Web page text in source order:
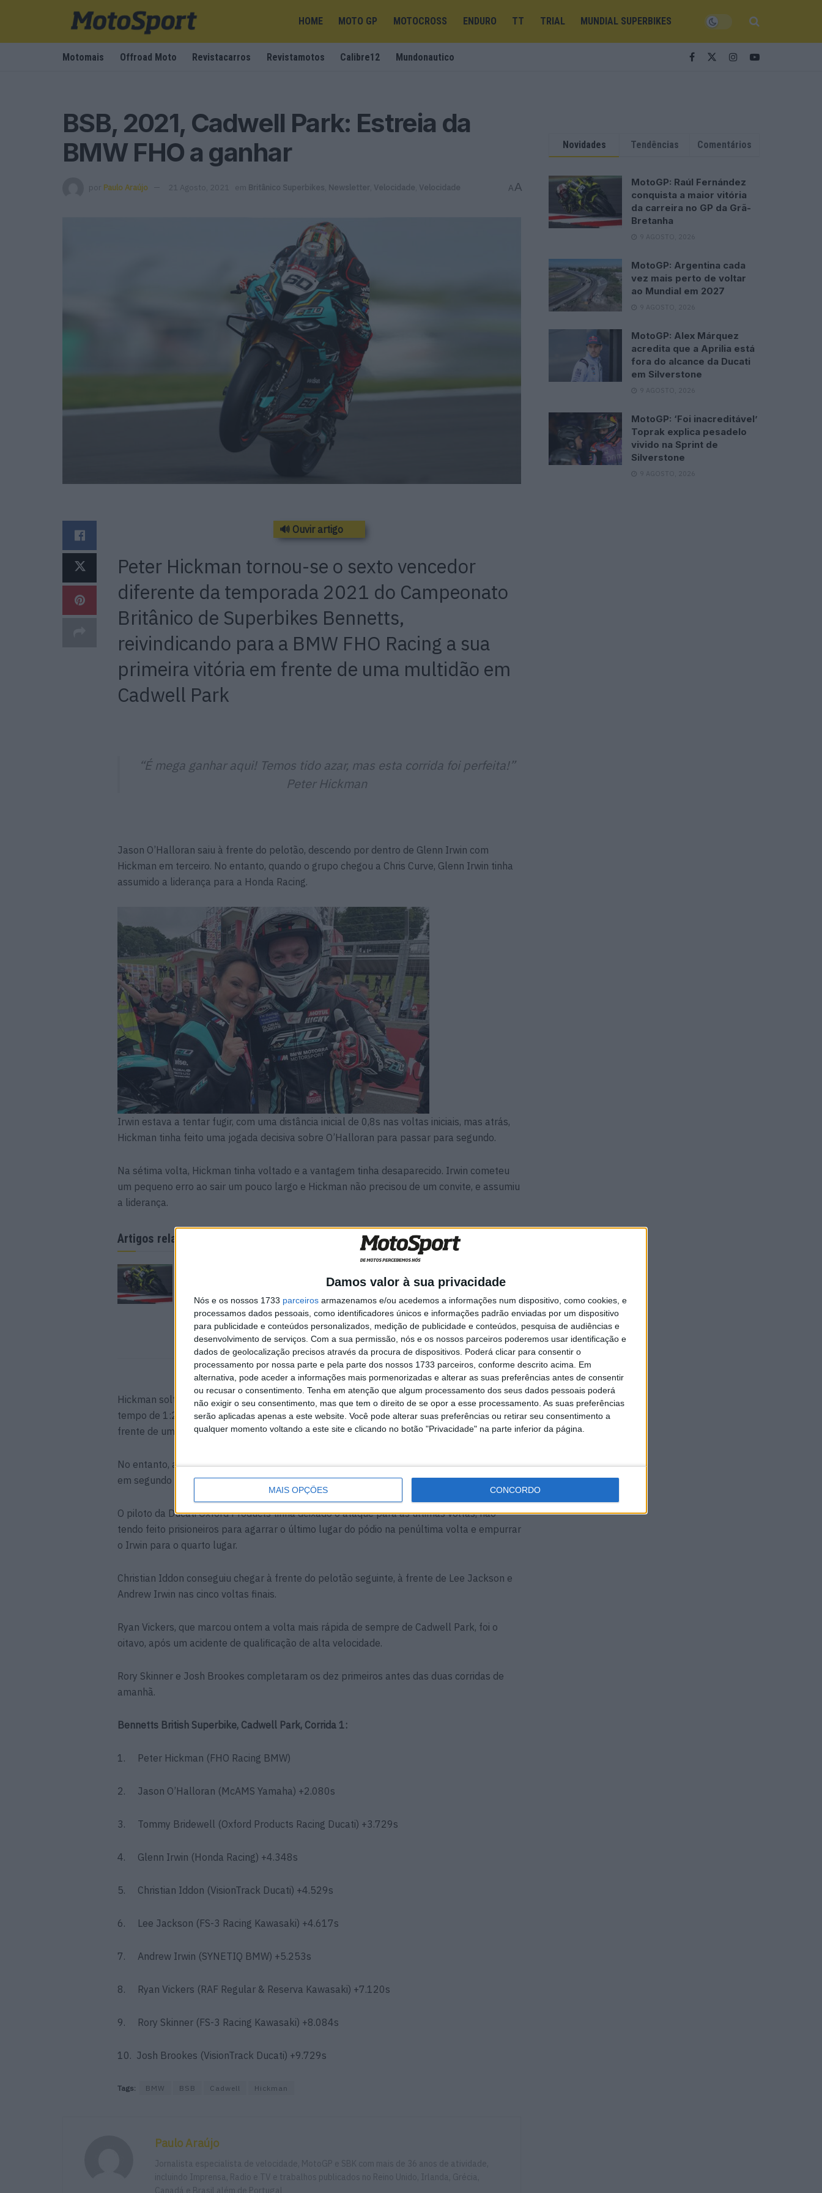
Damos valor à sua privacidade
Nós e os nossos 1733 parceiros armazenamos e/ou acedemos a informações num dispositivo, como cookies, e
processamos dados pessoais, como identificadores únicos e informações padrão enviadas por um dispositivo
para publicidade e conteúdos personalizados, medição de publicidade e conteúdos, pesquisa de audiências e
desenvolvimento de serviços. Com a sua permissão, nós e os nossos parceiros poderemos usar identificação e
dados de geolocalização precisos através da procura de dispositivos. Poderá clicar para consentir o
processamento por nossa parte e pela parte dos nossos 1733 parceiros, conforme descrito acima. Em
alternativa, pode aceder a informações mais pormenorizadas e alterar as suas preferências antes de consentir
ou recusar o consentimento. Tenha em atenção que algum processamento dos seus dados pessoais poderá
não exigir o seu consentimento, mas que tem o direito de se opor a esse processamento. As suas preferências
serão aplicadas apenas a este website. Você pode alterar suas preferências ou retirar seu consentimento a
qualquer momento voltando a este site e clicando no botão "Privacidade" na parte inferior da página.
MAIS OPÇÕES CONCORDO
HOME MOTO GP MOTOCROSS ENDURO TT TRIAL MUNDIAL SUPERBIKES
Motomais Offroad Moto Revistacarros Revistamotos Calibre12 Mundonautico
BSB, 2021, Cadwell Park: Estreia da
BMW FHO a ganhar
por Paulo Araújo 21 Agosto, 2021 em Britânico Superbikes Newsletter Velocidade Velocidade AA
🔊 Ouvir artigo
Peter Hickman tornou-se o sexto vencedor
diferente da temporada 2021 do Campeonato
Britânico de Superbikes Bennetts,
reivindicando para a BMW FHO Racing a sua
primeira vitória em frente de uma multidão em
Cadwell Park
“É mega ganhar aqui! Temos tido azar, mas esta corrida foi perfeita!”
Peter Hickman
Jason O’Halloran saiu à frente do pelotão, descendo por dentro de Glenn Irwin com
Hickman em terceiro. No entanto, quando o grupo chegou a Chris Curve, Glenn Irwin tinha
assumido a liderança para a Honda Racing.
Irwin estava a tentar fugir, com uma distância inicial de 0,8s nas voltas iniciais, mas atrás,
Hickman tinha feito uma jogada decisiva sobre O’Halloran para passar para segundo.
Na sétima volta, Hickman tinha voltado e a vantagem tinha desaparecido. Irwin cometeu
um pequeno erro ao sair um pouco largo e Hickman não precisou de um convite, e assumiu
a liderança.
Artigos relacionados
Bretanha
9 AGOSTO, 2026
mais perto de voltar ao
Hickman soltou então uma série de voltas rápidas, quebrando o recorde da volta com um
tempo de 1:26.350s, para afastar O’Halloran e Irwin, antes de levar a bandeira xadreza à
frente de uma multidão extasiada.
No entanto, a luta do pódio ainda não tinha terminado e enquanto O’Halloran tinha ficado
em segundo lugar, Irwin estava logo sob pressão de Tommy Bridewell.
O piloto da Ducati Oxford Products tinha deixado o ataque para as últimas voltas, não
tendo feito prisioneiros para agarrar o último lugar do pódio na penúltima volta e empurrar
o Irwin para o quarto lugar.
Christian Iddon conseguiu chegar à frente do pelotão seguinte, à frente de Lee Jackson e
Andrew Irwin nas cinco voltas finais.
Ryan Vickers, que marcou ontem a volta mais rápida de sempre de Cadwell Park, foi o
oitavo, após um acidente de qualificação de alta velocidade.
Rory Skinner e Josh Brookes completaram os dez primeiros antes das duas corridas de
amanhã.
Bennetts British Superbike, Cadwell Park, Corrida 1:
1. Peter Hickman (FHO Racing BMW)
2. Jason O’Halloran (McAMS Yamaha) +2.080s
3. Tommy Bridewell (Oxford Products Racing Ducati) +3.729s
4. Glenn Irwin (Honda Racing) +4.348s
5. Christian Iddon (VisionTrack Ducati) +4.529s
6. Lee Jackson (FS-3 Racing Kawasaki) +4.617s
7. Andrew Irwin (SYNETIQ BMW) +5.253s
8. Ryan Vickers (RAF Regular & Reserva Kawasaki) +7.120s
9. Rory Skinner (FS-3 Racing Kawasaki) +8.084s
10. Josh Brookes (VisionTrack Ducati) +9.729s
Tags: BMW BSB Cadwell Hickman
Paulo Araújo
Jornalista especialista de velocidade, MotoGP e SBK com mais de 36 anos de atividade,
incluindo Imprensa, Radio e TV e trabalhos publicados no Reino Unido, Irlanda, Grécia,
Canadá e Brasil além de Portugal
Novidades Tendências Comentários
MotoGP: Raúl Fernández
conquista a maior vitória
da carreira no GP da Grã-
Bretanha
9 AGOSTO, 2026
MotoGP: Argentina cada
vez mais perto de voltar
ao Mundial em 2027
9 AGOSTO, 2026
MotoGP: Alex Márquez
acredita que a Aprilia está
fora do alcance da Ducati
em Silverstone
9 AGOSTO, 2026
MotoGP: ‘Foi inacreditável’
Toprak explica pesadelo
vivido na Sprint de
Silverstone
9 AGOSTO, 2026